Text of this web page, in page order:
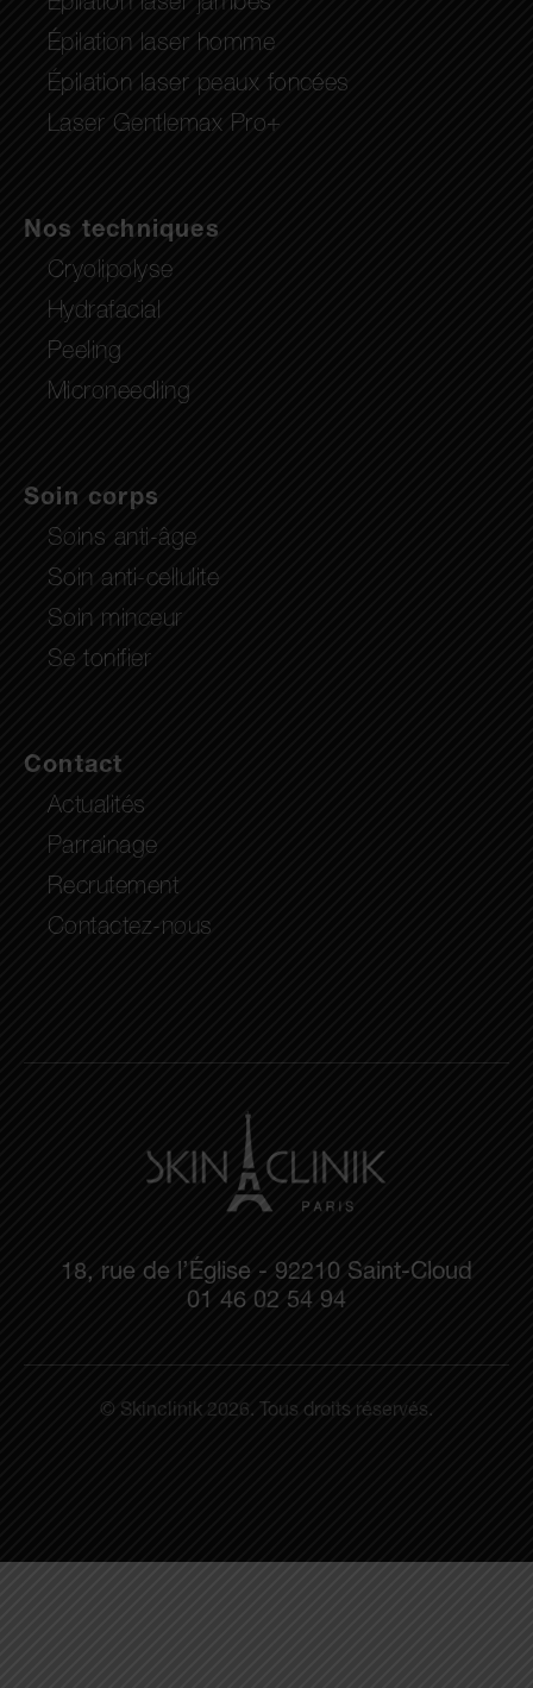
Épilation laser homme
Épilation laser peaux foncées
Laser Gentlemax Pro+
Nos techniques
Cryolipolyse
Hydrafacial
Peeling
Microneedling
Soin corps
Soins anti-âge
Soin anti-cellulite
Soin minceur
Se tonifier
Contact
Actualités
Parrainage
Recrutement
Contactez-nous
18, rue de l’Église - 92210 Saint-Cloud
01 46 02 54 94
© Skinclinik 2026. Tous droits réservés.